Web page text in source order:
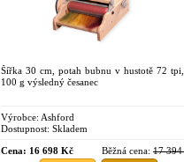
Šířka 30 cm, potah bubnu v hustotě 72
100 g výsledný česanec
Výrobce: Ashford
Dostupnost: Skladem
Cena: 16 698 Kč Běžná cena: 17